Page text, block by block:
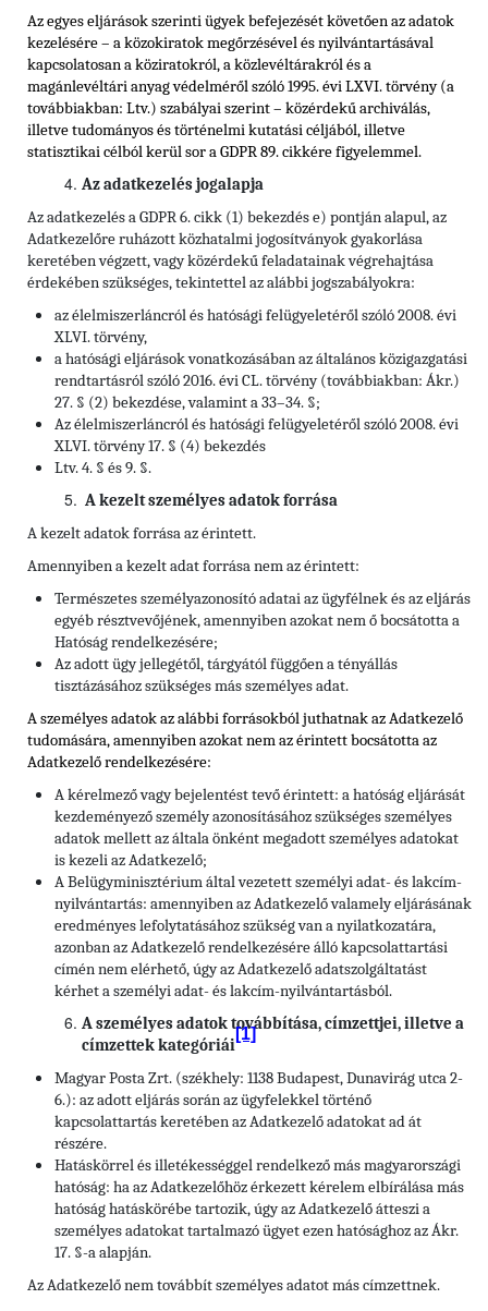
Az egyes eljárások szerinti ügyek befejezését követően az adatok
kezelésére – a közokiratok megőrzésével és nyilvántartásával
kapcsolatosan a köziratokról, a közlevéltárakról és a
magánlevéltári anyag védelméről szóló 1995. évi LXVI. törvény (a
továbbiakban: Ltv.) szabályai szerint – közérdekű archiválás,
illetve tudományos és történelmi kutatási céljából, illetve
statisztikai célból kerül sor a GDPR 89. cikkére figyelemmel.
Az adatkezelés jogalapja
Az adatkezelés a GDPR 6. cikk (1) bekezdés e) pontján alapul, az
Adatkezelőre ruházott közhatalmi jogosítványok gyakorlása
keretében végzett, vagy közérdekű feladatainak végrehajtása
érdekében szükséges, tekintettel az alábbi jogszabályokra:
az élelmiszerláncról és hatósági felügyeletéről szóló 2008. évi
XLVI. törvény,
a hatósági eljárások vonatkozásában az általános közigazgatási
rendtartásról szóló 2016. évi CL. törvény (továbbiakban: Ákr.)
27. § (2) bekezdése, valamint a 33–34. §;
Az élelmiszerláncról és hatósági felügyeletéről szóló 2008. évi
XLVI. törvény 17. § (4) bekezdés
Ltv. 4. § és 9. §.
A kezelt személyes adatok forrása
A kezelt adatok forrása az érintett.
Amennyiben a kezelt adat forrása nem az érintett:
Természetes személyazonosító adatai az ügyfélnek és az eljárás
egyéb résztvevőjének, amennyiben azokat nem ő bocsátotta a
Hatóság rendelkezésére;
Az adott ügy jellegétől, tárgyától függően a tényállás
tisztázásához szükséges más személyes adat.
A személyes adatok az alábbi forrásokból juthatnak az Adatkezelő
tudomására, amennyiben azokat nem az érintett bocsátotta az
Adatkezelő rendelkezésére:
A kérelmező vagy bejelentést tevő érintett: a hatóság eljárását
kezdeményező személy azonosításához szükséges személyes
adatok mellett az általa önként megadott személyes adatokat
is kezeli az Adatkezelő;
A Belügyminisztérium által vezetett személyi adat- és lakcím-
nyilvántartás: amennyiben az Adatkezelő valamely eljárásának
eredményes lefolytatásához szükség van a nyilatkozatára,
azonban az Adatkezelő rendelkezésére álló kapcsolattartási
címén nem elérhető, úgy az Adatkezelő adatszolgáltatást
kérhet a személyi adat- és lakcím-nyilvántartásból.
A személyes adatok továbbítása, címzettjei, illetve a
címzettek kategóriái
[1]
Magyar Posta Zrt. (székhely: 1138 Budapest, Dunavirág utca 2-
6.): az adott eljárás során az ügyfelekkel történő
kapcsolattartás keretében az Adatkezelő adatokat ad át
részére.
Hatáskörrel és illetékességgel rendelkező más magyarországi
hatóság: ha az Adatkezelőhöz érkezett kérelem elbírálása más
hatóság hatáskörébe tartozik, úgy az Adatkezelő átteszi a
személyes adatokat tartalmazó ügyet ezen hatósághoz az Ákr.
17. §-a alapján.
Az Adatkezelő nem továbbít személyes adatot más címzettnek.